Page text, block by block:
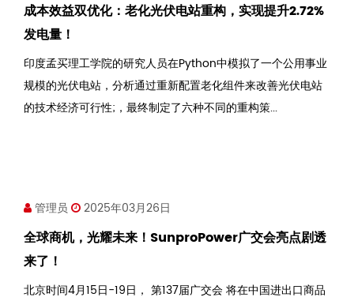
成本效益双优化：老化光伏电站重构，实现提升2.72%
发电量！
印度孟买理工学院的研究人员在Python中模拟了一个公用事业
规模的光伏电站，分析通过重新配置老化组件来改善光伏电站
的技术经济可行性;，最终制定了六种不同的重构策...
管理员 2025年03月26日
全球商机，光耀未来！SunproPower广交会亮点剧透
来了！
北京时间4月15日-19日， 第137届广交会 将在中国进出口商品